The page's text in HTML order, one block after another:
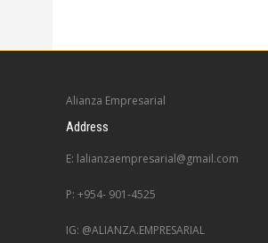
Alianza Empresarial
Address
E: lalianzaempresarial@gmail.com
P: +954- 901-4525
IG: @ALIANZA.EMPRESARIAL